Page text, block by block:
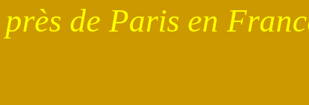
près de Paris en